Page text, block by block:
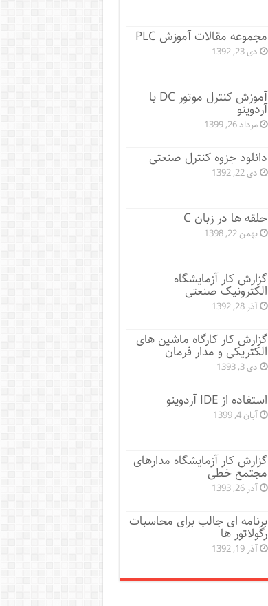
مجموعه مقالات آموزش PLC
دی 23, 1392
آموزش کنترل موتور DC با
آردوینو
مرداد 26, 1399
دانلود جزوه کنترل صنعتی
دی 22, 1392
حلقه ها در زبان C
بهمن 22, 1398
گزارش کار آزمایشگاه
الکترونیک صنعتی
آذر 28, 1392
گزارش کار کارگاه ماشین های
الکتریکی و مدار فرمان
دی 3, 1393
استفاده از IDE آردوینو
آبان 4, 1399
گزارش کار آزمایشگاه مدارهای
مجتمع خطی
آذر 26, 1393
برنامه ای جالب برای محاسبات
رگولاتور ها
آذر 19, 1392